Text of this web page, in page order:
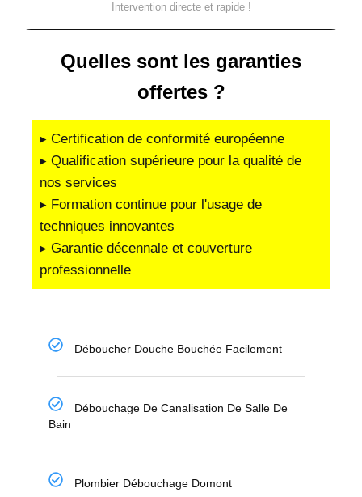
Intervention directe et rapide !
Quelles sont les garanties
offertes ?
▸ Certification de conformité européenne
▸ Qualification supérieure pour la qualité de
nos services
▸ Formation continue pour l'usage de
techniques innovantes
▸ Garantie décennale et couverture
professionnelle
Déboucher Douche Bouchée Facilement
Débouchage De Canalisation De Salle De
Bain
Plombier Débouchage Domont